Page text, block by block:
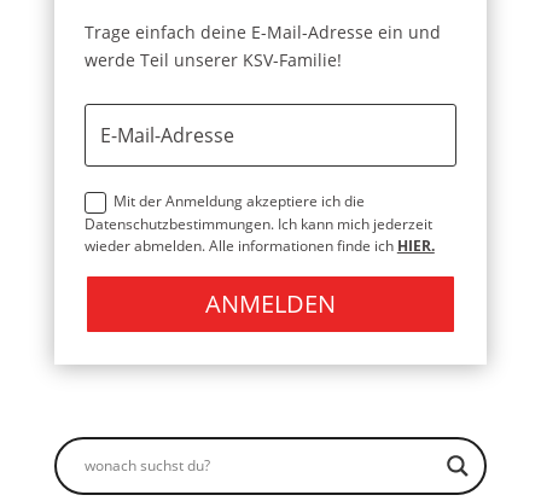
Trage einfach deine E-Mail-Adresse ein und
werde Teil unserer KSV-Familie!
Mit der Anmeldung akzeptiere ich die
Datenschutzbestimmungen. Ich kann mich jederzeit
wieder abmelden. Alle informationen finde ich HIER.
ANMELDEN